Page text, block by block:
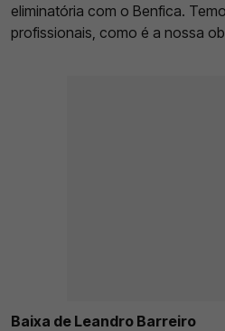
eliminatória com o Benfica.
profissionais, como é a nossa
Baixa de Leandro Barreiro